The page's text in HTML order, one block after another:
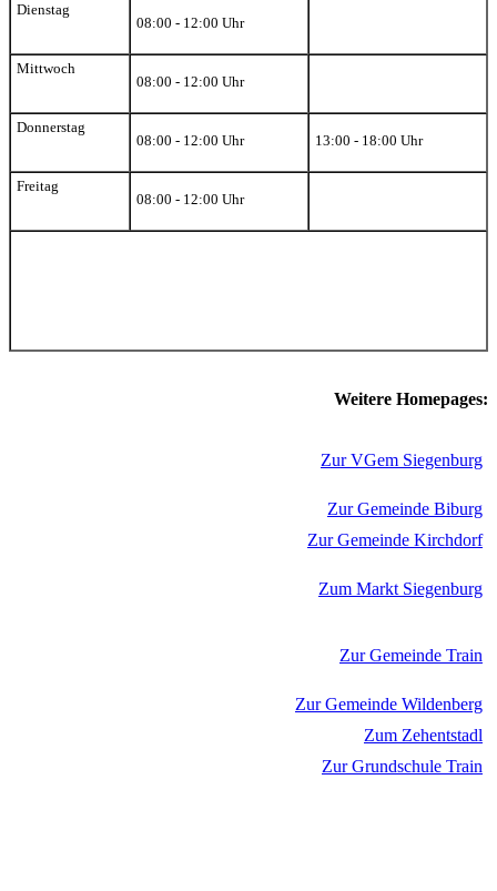
Dienstag
08:00 - 12:00 Uhr
Mittwoch
08:00 - 12:00 Uhr
Donnerstag
08:00 - 12:00 Uhr
13:00 - 18:00 Uhr
Freitag
08:00 - 12:00 Uhr
Weitere Homepages:
Zur VGem Siegenburg
Zur Gemeinde Biburg
Zur Gemeinde Kirchdorf
Zum Markt Siegenburg
Zur Gemeinde Train
Zur Gemeinde Wildenberg
Zum Zehentstadl
Zur Grundschule Train